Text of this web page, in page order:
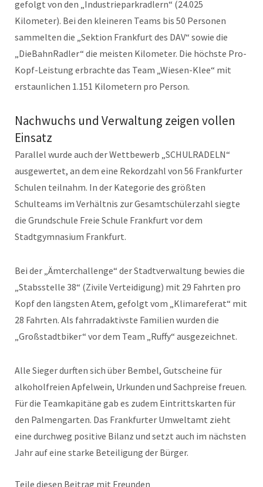
gefolgt von den „Industrieparkradlern“ (24.025
Kilometer). Bei den kleineren Teams bis 50 Personen
sammelten die „Sektion Frankfurt des DAV“ sowie die
„DieBahnRadler“ die meisten Kilometer. Die höchste Pro-
Kopf-Leistung erbrachte das Team „Wiesen-Klee“ mit
erstaunlichen 1.151 Kilometern pro Person.
Nachwuchs und Verwaltung zeigen vollen
Einsatz
Parallel wurde auch der Wettbewerb „SCHULRADELN“
ausgewertet, an dem eine Rekordzahl von 56 Frankfurter
Schulen teilnahm. In der Kategorie des größten
Schulteams im Verhältnis zur Gesamtschülerzahl siegte
die Grundschule Freie Schule Frankfurt vor dem
Stadtgymnasium Frankfurt.
Bei der „Ämterchallenge“ der Stadtverwaltung bewies die
„Stabsstelle 38“ (Zivile Verteidigung) mit 29 Fahrten pro
Kopf den längsten Atem, gefolgt vom „Klimareferat“ mit
28 Fahrten. Als fahrradaktivste Familien wurden die
„Großstadtbiker“ vor dem Team „Ruffy“ ausgezeichnet.
Alle Sieger durften sich über Bembel, Gutscheine für
alkoholfreien Apfelwein, Urkunden und Sachpreise freuen.
Für die Teamkapitäne gab es zudem Eintrittskarten für
den Palmengarten. Das Frankfurter Umweltamt zieht
eine durchweg positive Bilanz und setzt auch im nächsten
Jahr auf eine starke Beteiligung der Bürger.
Teile diesen Beitrag mit Freunden